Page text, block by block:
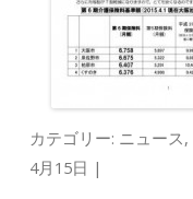
カテゴリー: ニュース ,
4月15日 |